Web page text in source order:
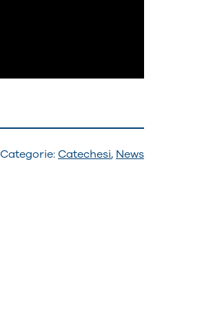
Categorie: Catechesi, News